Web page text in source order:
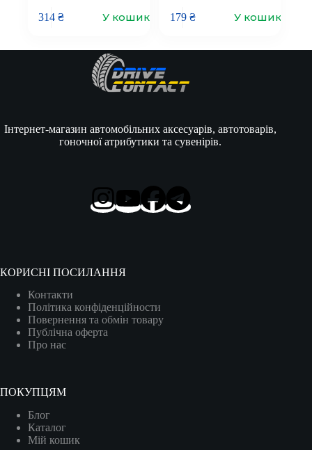
314₴ У кошик 179 ₴ У кошик
Інтернет-магазин автомобільних аксесуарів, автотоварів,
гоночної атрибутики та сувенірів.
КОРИСНІ ПОСИЛАННЯ
Контакти
Політика конфіденційности
Повернення та обмін товару
Публічна оферта
Про нас
ПОКУПЦЯМ
Блог
Каталог
Мій кошик